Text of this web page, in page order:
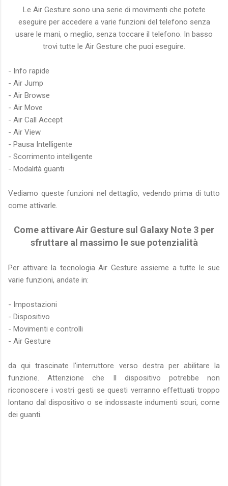
Le Air Gesture sono una serie di movimenti che potete
eseguire per accedere a varie funzioni del telefono senza
usare le mani, o meglio, senza toccare il telefono. In basso
trovi tutte le Air Gesture che puoi eseguire.
- Info rapide
- Air Jump
- Air Browse
- Air Move
- Air Call Accept
- Air View
- Pausa Intelligente
- Scorrimento intelligente
- Modalità guanti
Vediamo queste funzioni nel dettaglio, vedendo prima di tutto
come attivarle.
Come attivare Air Gesture sul Galaxy Note 3 per
sfruttare al massimo le sue potenzialità
Per attivare la tecnologia Air Gesture assieme a tutte le sue
varie funzioni, andate in:
- Impostazioni
- Dispositivo
- Movimenti e controlli
- Air Gesture
da qui trascinate l'interruttore verso destra per abilitare la
funzione. Attenzione che Il dispositivo potrebbe non
riconoscere i vostri gesti se questi verranno effettuati troppo
lontano dal dispositivo o se indossaste indumenti scuri, come
dei guanti.